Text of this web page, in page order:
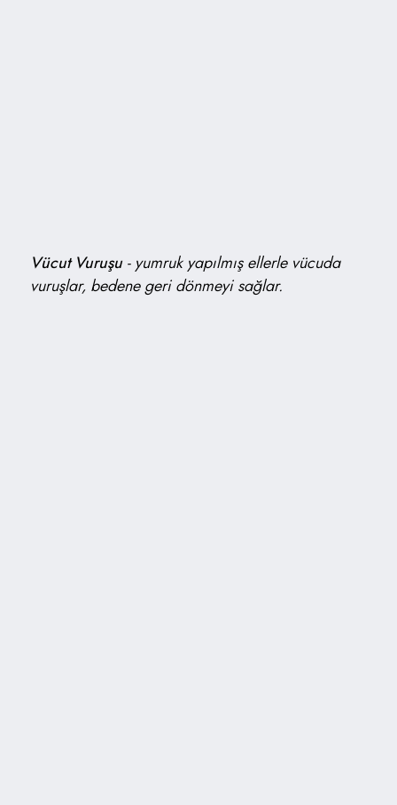
Vücut Vuruşu - yumruk yapılmış ellerle vücuda
vuruşlar, bedene geri dönmeyi sağlar.